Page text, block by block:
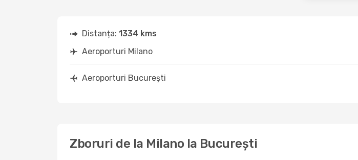
Distanța: 1334 kms
Aeroporturi Milano
Aeroporturi București
Zboruri de la Milano la București